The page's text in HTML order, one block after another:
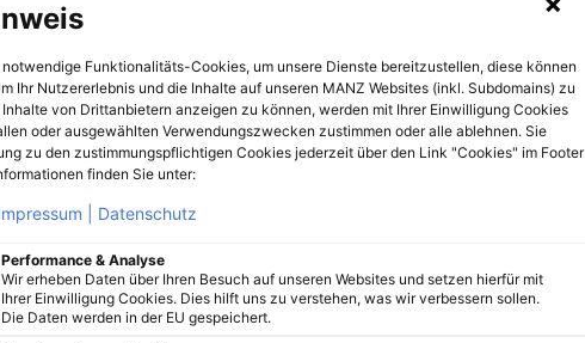
Funktionalitäts-Cookies, um unsere Dienste bereitzustellen, diese können
Ihr Nutzererlebnis und die Inhalte auf unseren MANZ Websites (inkl. Subdomains) zu
von Drittanbietern anzeigen zu können, werden mit Ihrer Einwilligung Cookies
oder ausgewählten Verwendungszwecken zustimmen oder alle ablehnen. Sie
zu den zustimmungspflichtigen Cookies jederzeit über den Link "Cookies" im Footer
finden Sie unter:
| Datenschutz
Performance & Analyse
Wir erheben Daten über Ihren Besuch auf unseren Websites und setzen hierfür mit
Ihrer Einwilligung Cookies. Dies hilft uns zu verstehen, was wir verbessern sollen.
Die Daten werden in der EU gespeichert.